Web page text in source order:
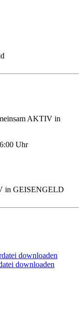
AKTIV in
Uhr
in GEISENGELD
downloaden
downloaden